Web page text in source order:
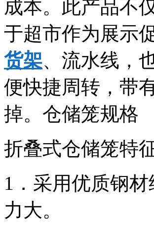
成本。此产品不
于超市作为展示
货架、流水线，
便快捷周转，带
掉。仓储笼规格
折叠式仓储笼特
1．采用优质钢
力大。